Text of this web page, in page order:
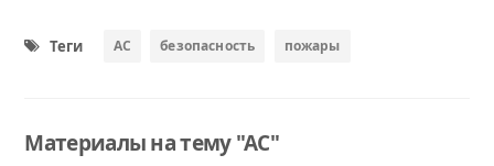
Теги АС безопасность пожары
Материалы на тему "АС"